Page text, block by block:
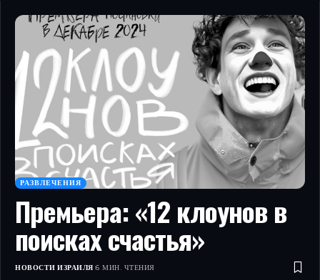
РАЗВЛЕЧЕНИЯ
Премьера: «12 клоунов в
поисках счастья»
НОВОСТИ ИЗРАИЛЯ 6 МИН. ЧТЕНИЯ